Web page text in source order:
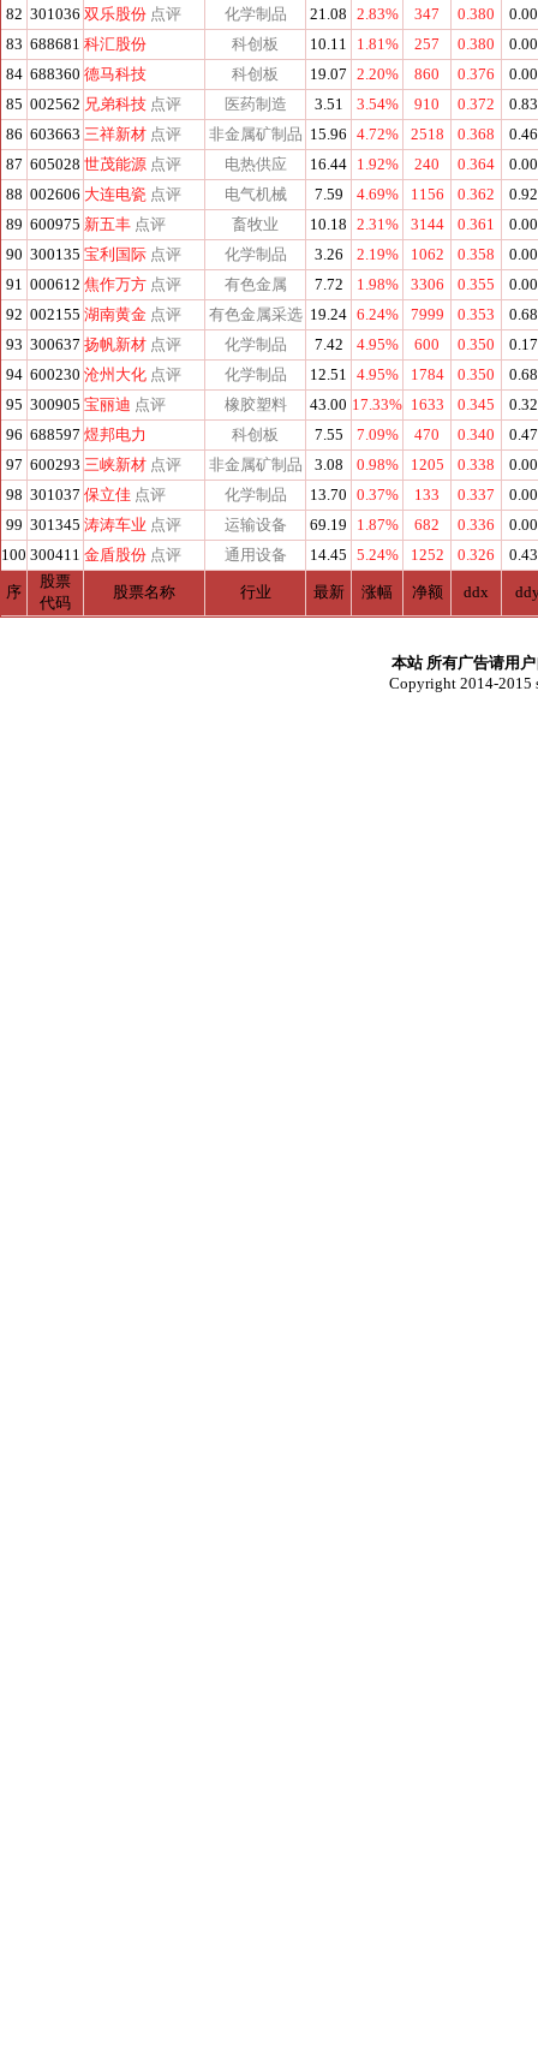
82 301036 双乐股份 点评 化学制品 21.08 2.83% 347 0.380
83 688681 科汇股份 科创板 10.11 1.81% 257 0.380
84 688360 德马科技 科创板 19.07 2.20% 860 0.376
85 002562 兄弟科技 点评 医药制造 3.51 3.54% 910 0.372
86 603663 三祥新材 点评 非金属矿制品 15.96 4.72% 2518 0.368
87 605028 世茂能源 点评 电热供应 16.44 1.92% 240 0.364
88 002606 大连电瓷 点评 电气机械 7.59 4.69% 1156 0.362
89 600975 新五丰 点评 畜牧业 10.18 2.31% 3144 0.361
90 300135 宝利国际 点评 化学制品 3.26 2.19% 1062 0.358
91 000612 焦作万方 点评 有色金属 7.72 1.98% 3306 0.355
92 002155 湖南黄金 点评 有色金属采选 19.24 6.24% 7999 0.353
93 300637 扬帆新材 点评 化学制品 7.42 4.95% 600 0.350
94 600230 沧州大化 点评 化学制品 12.51 4.95% 1784 0.350
95 300905 宝丽迪 点评 橡胶塑料 43.00 17.33% 1633 0.345
96 688597 煜邦电力 科创板 7.55 7.09% 470 0.340
97 600293 三峡新材 点评 非金属矿制品 3.08 0.98% 1205 0.338
98 301037 保立佳 点评 化学制品 13.70 0.37% 133 0.337
99 301345 涛涛车业 点评 运输设备 69.19 1.87% 682 0.336
100 300411 金盾股份 点评 通用设备 14.45 5.24% 1252 0.326
序
股票
代码
股票名称 行业 最新 涨幅 净额 ddx
本站 所有广告请用
Copyright 2014-2015